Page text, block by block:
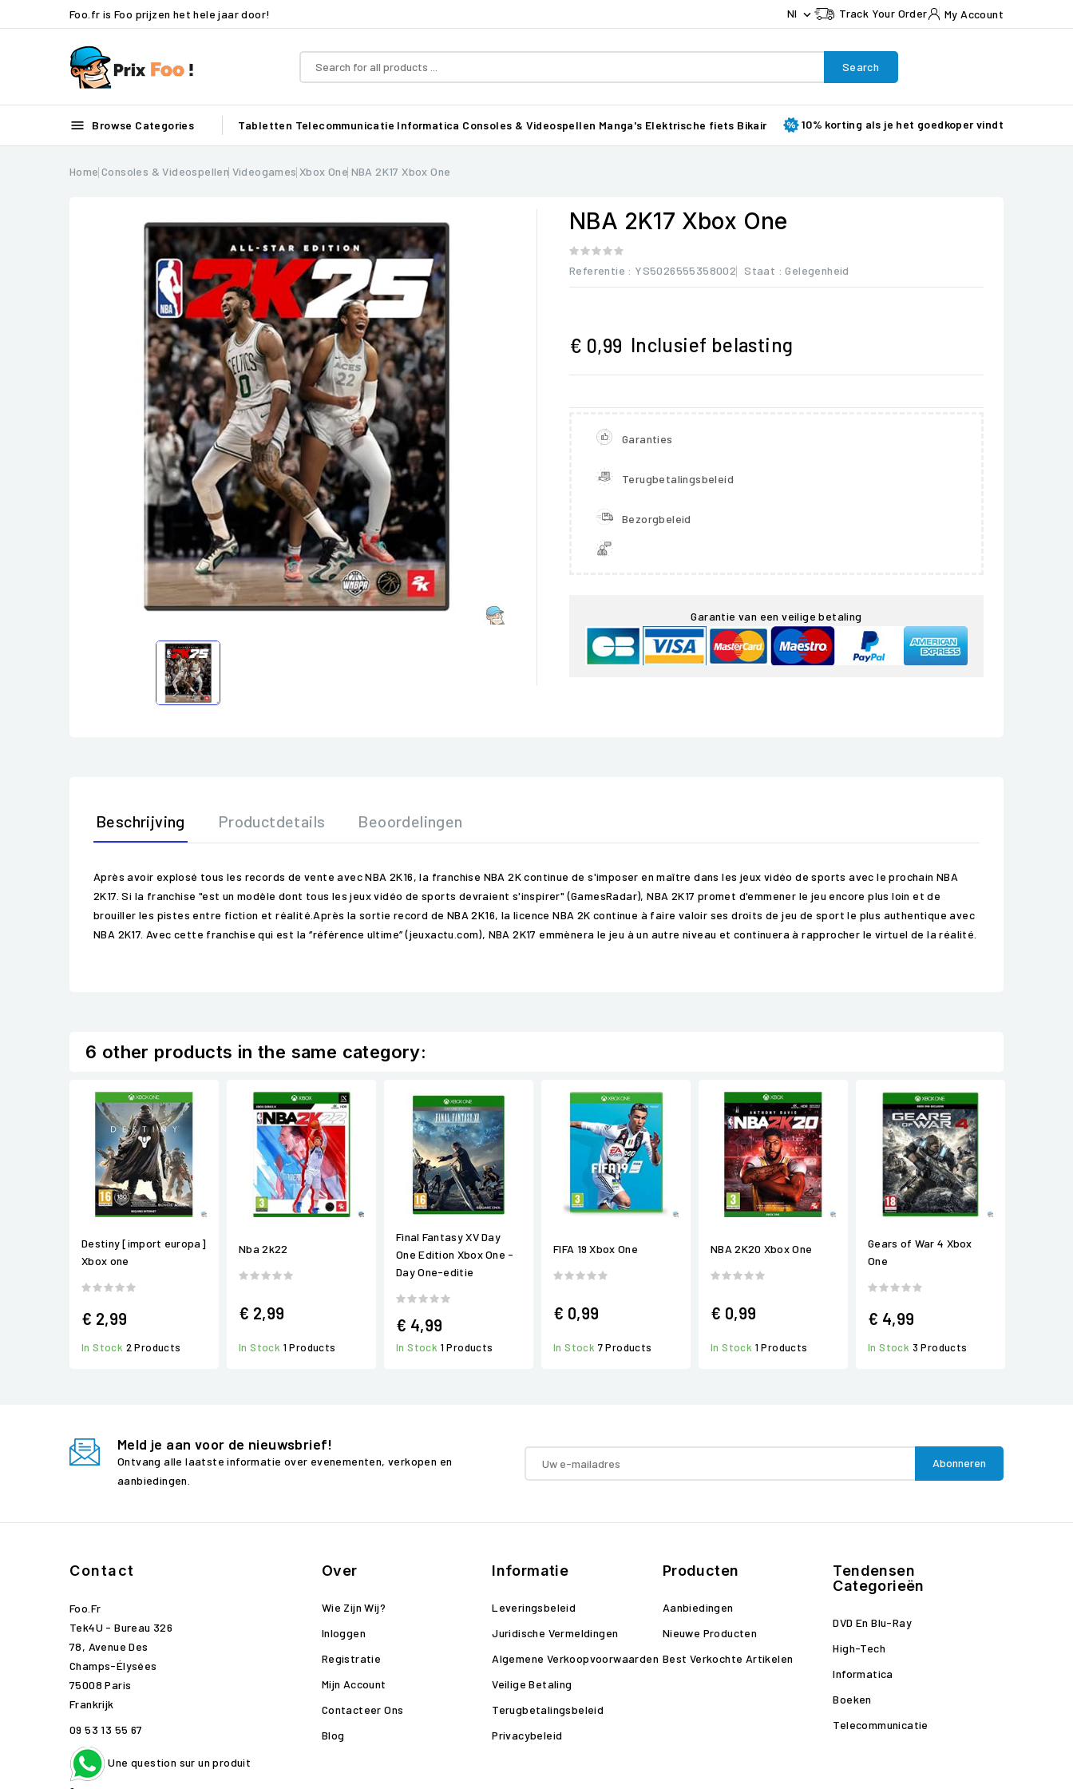
Foo.fr is Foo prijzen het hele jaar door! Nl  Track Your Order My Account
Search
 Browse Categories Tabletten Telecommunicatie Informatica Consoles & Videospellen Manga's Elektrische fiets Bikair 10% korting als je het goedkoper vindt
Home Consoles & Videospellen Videogames Xbox One NBA 2K17 Xbox One

NBA 2K17 Xbox One
Referentie : YS5026555358002 Staat : Gelegenheid
€ 0,99 Inclusief belasting
Garanties
Terugbetalingsbeleid
Bezorgbeleid
Garantie van een veilige betaling
Beschrijving Productdetails Beoordelingen
Après avoir explosé tous les records de vente avec NBA 2K16, la franchise NBA 2K continue de s'imposer en maître dans les jeux vidéo de sports avec le prochain NBA
2K17. Si la franchise "est un modèle dont tous les jeux vidéo de sports devraient s'inspirer" (GamesRadar), NBA 2K17 promet d'emmener le jeu encore plus loin et de
brouiller les pistes entre fiction et réalité.Après la sortie record de NBA 2K16, la licence NBA 2K continue à faire valoir ses droits de jeu de sport le plus authentique avec
NBA 2K17. Avec cette franchise qui est la ‘’référence ultime’’ (jeuxactu.com), NBA 2K17 emmènera le jeu à un autre niveau et continuera à rapprocher le virtuel de la réalité.
6 other products in the same category:
Destiny [import europa]
Xbox one
€ 2,99
In Stock 2 Products
Nba 2k22
€ 2,99
In Stock 1 Products
Final Fantasy XV Day
One Edition Xbox One -
Day One-editie
€ 4,99
In Stock 1 Products
FIFA 19 Xbox One
€ 0,99
In Stock 7 Products
NBA 2K20 Xbox One
€ 0,99
In Stock 1 Products
Gears of War 4 Xbox
One
€ 4,99
In Stock 3 Products
Meld je aan voor de nieuwsbrief!
Ontvang alle laatste informatie over evenementen, verkopen en
aanbiedingen.
Contact
Foo.fr
Tek4U - Bureau 326
78, Avenue Des
Champs-Élysées
75008 Paris
Frankrijk
09 53 13 55 67
Une question sur un produit
Over
Wie Zijn Wij?
Inloggen
Registratie
Mijn Account
Contacteer Ons
Blog
Informatie
Leveringsbeleid
Juridische Vermeldingen
Algemene Verkoopvoorwaarden
Veilige Betaling
Terugbetalingsbeleid
Privacybeleid
Producten
Aanbiedingen
Nieuwe Producten
Best Verkochte Artikelen
Tendensen
Categorieën
DVD En Blu-Ray
High-Tech
Informatica
Boeken
Telecommunicatie